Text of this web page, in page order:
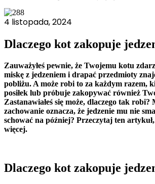
4 listopada, 2024
Dlaczego kot zakopuje
Zauważyłeś pewnie, że Twojemu kotu
miskę z jedzeniem i drapać przedmioty
pobliżu. A może robi to za każdym razem,
posiłek lub próbuje zakopywać również
Zastanawiałeś się może, dlaczego tak robi?
zachowanie oznacza, że jedzenie mu nie
schować na później? Przeczytaj ten
więcej.
Dlaczego kot zakopuje
gromadząc i zgłaszając anonimowe
Marketing
Marketingowe pliki cookie stosowane
Nieklasyfikowane
Nieklasyfikowane pliki cookie, to pliki,